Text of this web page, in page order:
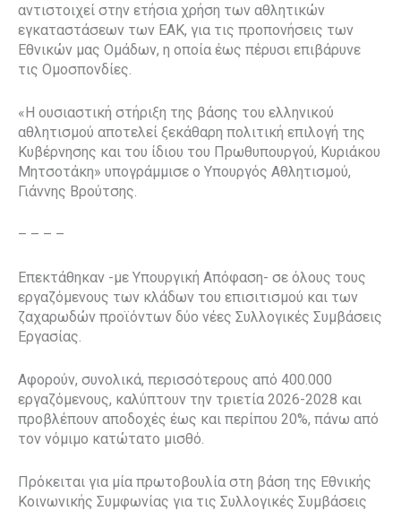
αντιστοιχεί στην ετήσια χρήση των αθλητικών
εγκαταστάσεων των ΕΑΚ, για τις προπονήσεις των
Εθνικών μας Ομάδων, η οποία έως πέρυσι επιβάρυνε
τις Ομοσπονδίες.
«Η ουσιαστική στήριξη της βάσης του ελληνικού
αθλητισμού αποτελεί ξεκάθαρη πολιτική επιλογή της
Κυβέρνησης και του ίδιου του Πρωθυπουργού, Κυριάκου
Μητσοτάκη» υπογράμμισε ο Υπουργός Αθλητισμού,
Γιάννης Βρούτσης.
– – – –
Επεκτάθηκαν -με Υπουργική Απόφαση- σε όλους τους
εργαζόμενους των κλάδων του επισιτισμού και των
ζαχαρωδών προϊόντων δύο νέες Συλλογικές Συμβάσεις
Εργασίας.
Αφορούν, συνολικά, περισσότερους από 400.000
εργαζόμενους, καλύπτουν την τριετία 2026-2028 και
προβλέπουν αποδοχές έως και περίπου 20%, πάνω από
τον νόμιμο κατώτατο μισθό.
Πρόκειται για μία πρωτοβουλία στη βάση της Εθνικής
Κοινωνικής Συμφωνίας για τις Συλλογικές Συμβάσεις